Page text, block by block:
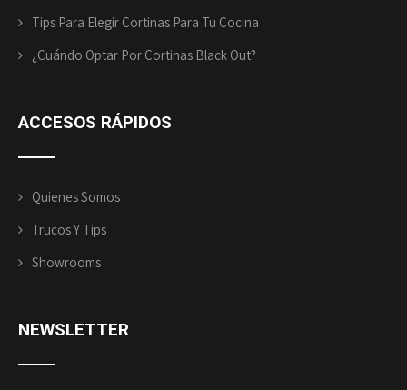
Tips Para Elegir Cortinas Para Tu Cocina
¿Cuándo Optar Por Cortinas Black Out?
ACCESOS RÁPIDOS
Quienes Somos
Trucos Y Tips
Showrooms
NEWSLETTER